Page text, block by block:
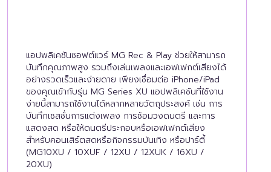
แอปพลิเคชันซอฟต์แวร์ MG Rec & Play ช่วยให้สามารถ
บันทึกคุณภาพสูง รวมถึงเล่นเพลงและเอฟเฟกต์เสียงได้
อย่างรวดเร็วและง่ายดาย เพียงเชื่อมต่อ iPhone/iPad
ของคุณเข้ากับรุ่น MG Series XU แอปพลิเคชันที่ใช้งาน
ง่ายนี้สามารถใช้งานได้หลากหลายวัตถุประสงค์ เช่น การ
บันทึกเซสชั่นการแต่งเพลง การซ้อมวงดนตรี และการ
แสดงสด หรือให้ดนตรีประกอบหรือเอฟเฟกต์เสียง
สำหรับคอนเสิร์ตสดหรือกิจกรรมบันเทิง หรือปาร์ตี้
(MG10XU / 10XUF / 12XU / 12XUK / 16XU /
20XU)